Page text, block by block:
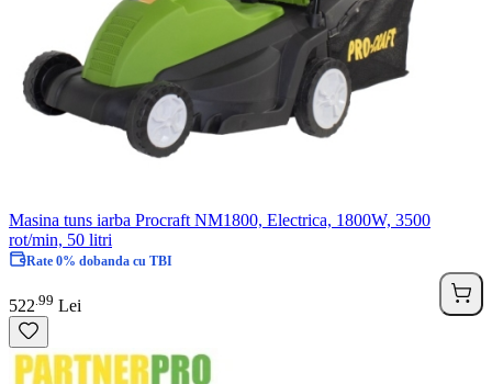
Masina tuns iarba Procraft NM1800, Electrica, 1800W, 3500
rot/min, 50 litri
Rate 0% dobanda cu TBI
522 99 Lei